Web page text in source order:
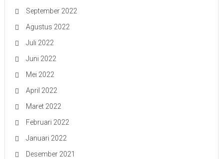
September 2022
Agustus 2022
Juli 2022
Juni 2022
Mei 2022
April 2022
Maret 2022
Februari 2022
Januari 2022
Desember 2021